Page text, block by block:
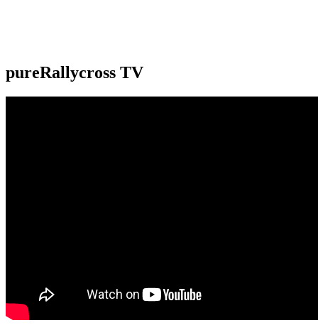
pureRallycross TV